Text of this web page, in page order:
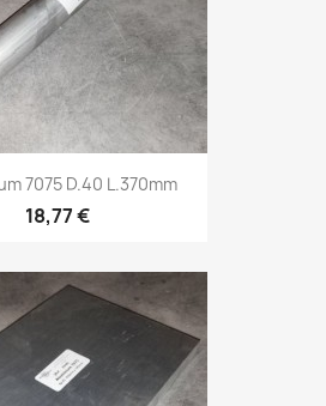
7075 D.40 L.370mm
18,77 €